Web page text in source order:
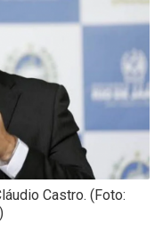
Castro. (Foto: